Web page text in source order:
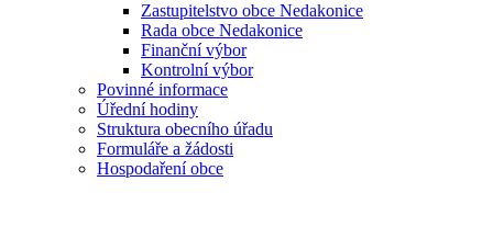
Zastupitelstvo obce Nedakonice
Rada obce Nedakonice
Finanční výbor
Kontrolní výbor
Povinné informace
Úřední hodiny
Struktura obecního úřadu
Formuláře a žádosti
Hospodaření obce